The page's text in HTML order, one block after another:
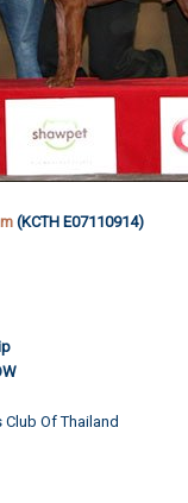
(KCTH E07110914)
Of Thailand